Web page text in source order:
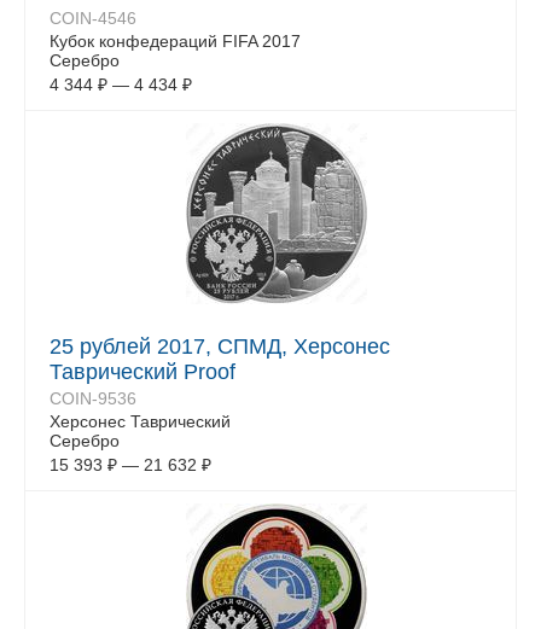
COIN-4546
Кубок конфедераций FIFA 2017
Серебро
4 344 ₽ — 4 434 ₽
25 рублей 2017, СПМД, Херсонес
Таврический Proof
COIN-9536
Херсонес Таврический
Серебро
15 393 ₽ — 21 632 ₽